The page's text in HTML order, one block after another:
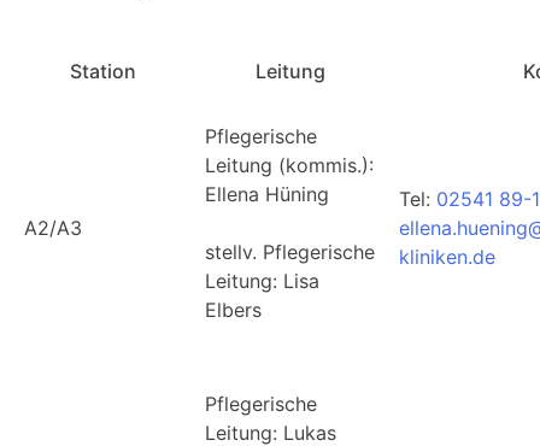
Station Leitung
A2/A3
Pflegerische
Leitung (kommis.):
Ellena Hüning
stellv. Pflegerische
Leitung: Lisa
Elbers
Tel: 02541 89-
kliniken.de
Pflegerische
Leitung: Lukas